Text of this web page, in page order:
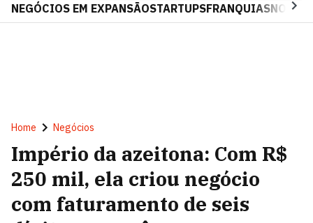
NEGÓCIOS EM EXPANSÃOSTARTUPSFRANQUIAS
Home Negócios
Império da azeitona: Com R$
250 mil, ela criou negócio
com faturamento de seis